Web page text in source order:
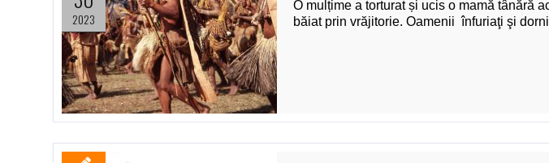
2023
O mulțime a torturat și ucis o mamă tânără
băiat prin vrăjitorie. Oamenii înfuriaţi şi